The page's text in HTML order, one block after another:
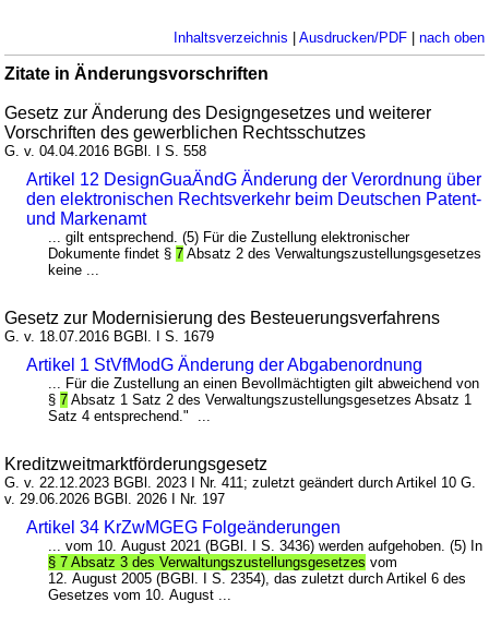
Inhaltsverzeichnis | Ausdrucken/PDF| nach oben
Zitate in Änderungsvorschriften
Gesetz zur Änderung des Designgesetzes und weiterer
Vorschriften des gewerblichen Rechtsschutzes
G. v. 04.04.2016 BGBl. I S. 558
Artikel 12 DesignGuaÄndG Änderung der Verordnung über
den elektronischen Rechtsverkehr beim Deutschen Patent-
und Markenamt
... gilt entsprechend. (5) Für die Zustellung elektronischer
Dokumente findet §7 Absatz 2 des Verwaltungszustellungsgesetzes
keine ...
Gesetz zur Modernisierung des Besteuerungsverfahrens
G. v. 18.07.2016 BGBl. I S. 1679
Artikel 1 StVfModG Änderung der Abgabenordnung
... Für die Zustellung an einen Bevollmächtigten gilt abweichend von
§7 Absatz 1 Satz 2 des Verwaltungszustellungsgesetzes Absatz 1
Satz 4 entsprechend." ...
Kreditzweitmarktförderungsgesetz
G. v. 22.12.2023 BGBl. 2023 I Nr. 411; zuletzt geändert durch Artikel 10 G.
v. 29.06.2026 BGBl. 2026 I Nr. 197
Artikel 34 KrZwMGEG Folgeänderungen
... vom 10. August 2021 (BGBl. I S. 3436) werden aufgehoben. (5) In
§ 7 Absatz 3 des Verwaltungszustellungsgesetzes vom
12. August 2005 (BGBl. I S. 2354), das zuletzt durch Artikel 6 des
Gesetzes vom 10. August ...